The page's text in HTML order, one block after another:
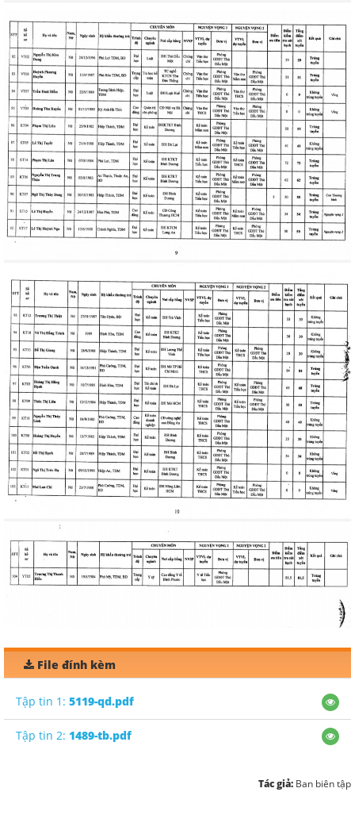
File đính kèm
Tập tin 1: 5119-qd.pdf
Tập tin 2: 1489-tb.pdf
Tác giả: Ban biên tập